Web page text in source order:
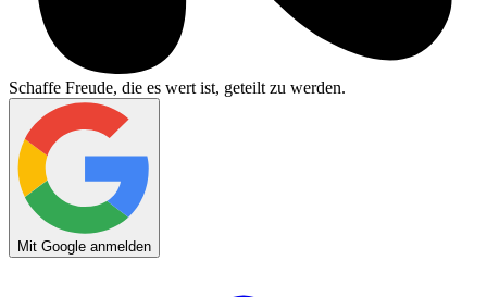
Schaffe Freude, die es wert ist, geteilt zu werden.
Mit Google anmelden